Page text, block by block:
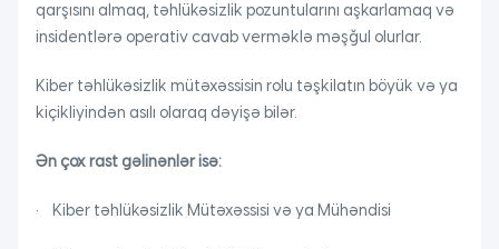
qarşısını almaq, təhlükəsizlik pozuntularını aşkarlamaq və
insidentlərə operativ cavab verməklə məşğul olurlar.
Kiber təhlükəsizlik mütəxəssisin rolu təşkilatın böyük və ya
kiçikliyindən asılı olaraq dəyişə bilər.
Ən çox rast gəlinənlər isə:
• Kiber təhlükəsizlik Mütəxəssisi və ya Mühəndisi